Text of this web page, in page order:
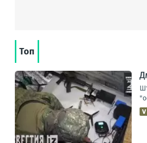
Топ